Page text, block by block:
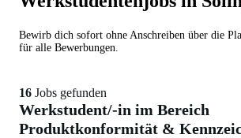
Bewirb dich sofort ohne Anschreiben über die
für alle Bewerbungen.
16 Jobs gefunden
Werkstudent/-in im Bereich
Produktkonformität &